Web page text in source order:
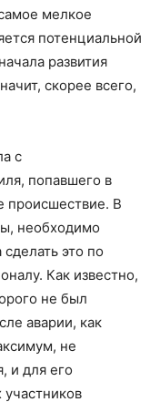
мелкое
потенциальной
развития
скорее всего,
с
попавшего в
происшествие. В
необходимо
это по
Как известно,
не был
аварии, как
не
и для его